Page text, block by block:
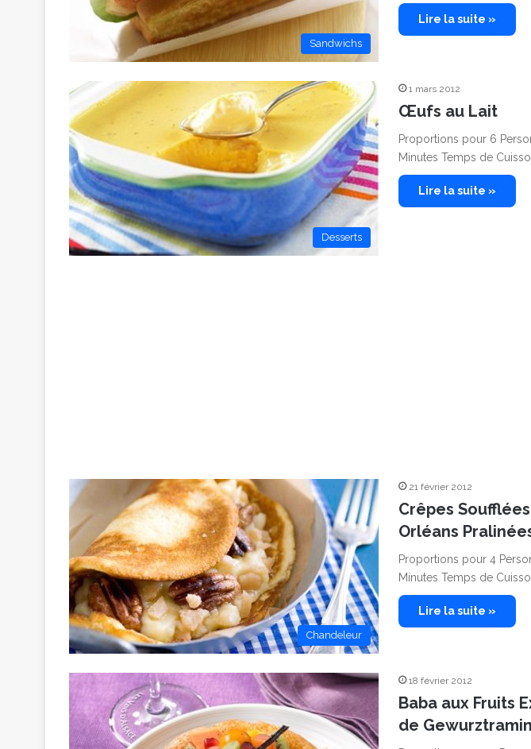
Sandwichs
Lire la suite »
Desserts
1 mars 2012
Œufs au Lait
Proportions pour 6
Minutes Temps de
Lire la suite »
Chandeleur
21 février 2012
Crêpes
Orléans
Proportions pour 4
Minutes Temps de
Lire la suite »
18 février 2012
Baba aux Fruits
de